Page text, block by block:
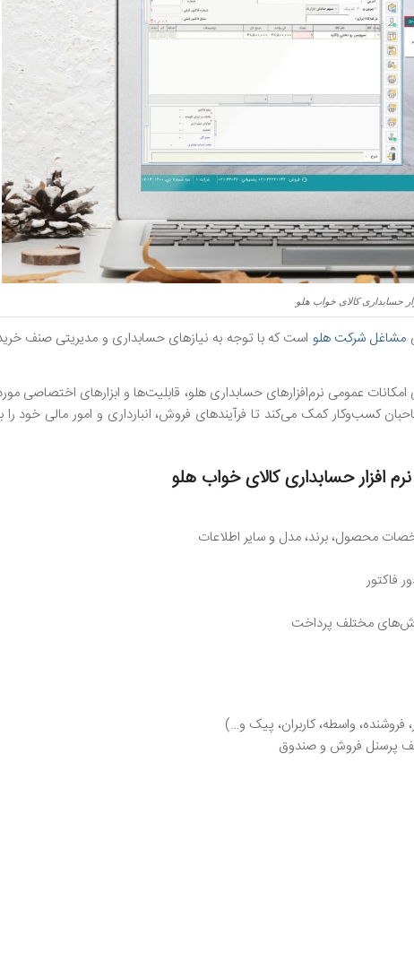
حسابداری کالای خواب هلو
مشاغل شرکت هلو است که با توجه به نیازهای حسابداری و مدیریتی صنف
امکانات عمومی نرم‌افزارهای حسابداری هلو، قابلیت‌ها و ابزارهای اختصاصی
کسب‌وکار کمک می‌کند تا فرآیندهای فروش، انبارداری و امور مالی خود را
افزار حسابداری کالای خواب هلو
محصول، برند، مدل و سایر اطلاعات
فاکتور
مختلف پرداخت
واسطه، کاربران، پیک و…)
پرسنل فروش و صندوق